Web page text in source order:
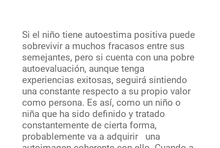
Si el niño tiene autoestima positiva puede
sobrevivir a muchos fracasos entre sus
semejantes, pero si cuenta con una pobre
autoevaluación, aunque tenga
experiencias exitosas, seguirá sintiendo
una constante respecto a su propio valor
como persona. Es así, como un niño o
niña que ha sido definido y tratado
constantemente de cierta forma,
probablemente va a adquirir una